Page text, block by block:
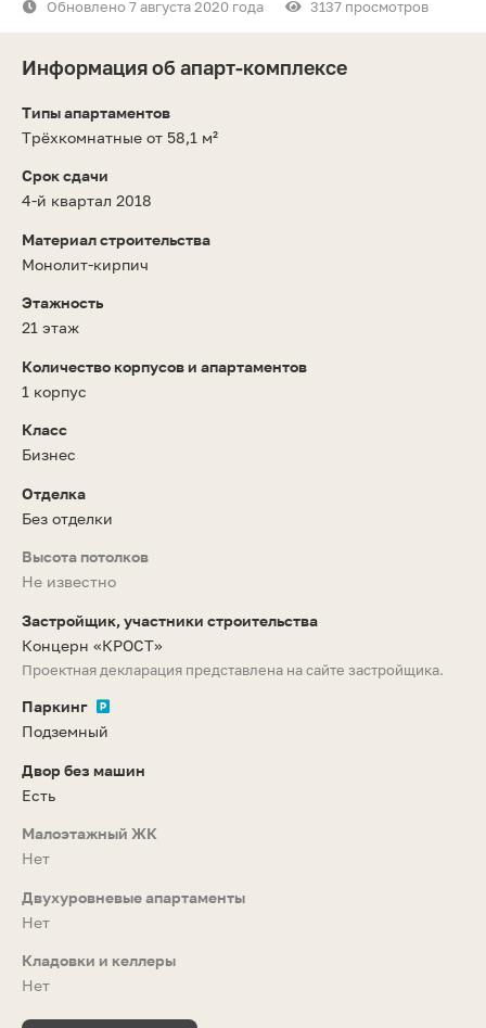
Обновлено 7 августа 2020 года 3137 просмотров
Информация об апарт-комплексе
Типы апартаментов
Трёхкомнатные от 58,1 м²
Срок сдачи
4-й квартал 2018
Материал строительства
Монолит-кирпич
Этажность
21 этаж
Количество корпусов и апартаментов
1 корпус
Класс
Бизнес
Отделка
Без отделки
Высота потолков
Не известно
Застройщик, участники строительства
Концерн «КРОСТ»
Проектная декларация представлена на сайте застройщика.
Паркинг
Подземный
Двор без машин
Есть
Малоэтажный ЖК
Нет
Двухуровневые апартаменты
Нет
Кладовки и келлеры
Нет